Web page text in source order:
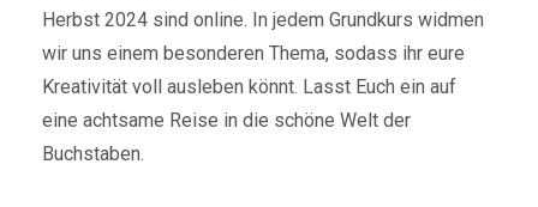
Herbst 2024 sind online. In jedem Grundkurs widmen
wir uns einem besonderen Thema, sodass ihr eure
Kreativität voll ausleben könnt. Lasst Euch ein auf
eine achtsame Reise in die schöne Welt der
Buchstaben.